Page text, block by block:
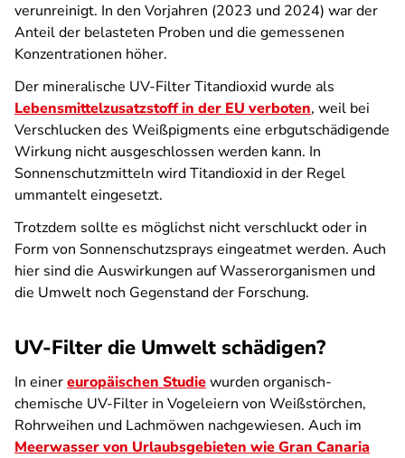
verunreinigt. In den Vorjahren (2023 und 2024) war der
Anteil der belasteten Proben und die gemessenen
Konzentrationen höher.
Der mineralische UV-Filter Titandioxid wurde als
Lebensmittelzusatzstoff in der EU verboten, weil bei
Verschlucken des Weißpigments eine erbgutschädigende
Wirkung nicht ausgeschlossen werden kann. In
Sonnenschutzmitteln wird Titandioxid in der Regel
ummantelt eingesetzt.
Trotzdem sollte es möglichst nicht verschluckt oder in
Form von Sonnenschutzsprays eingeatmet werden. Auch
hier sind die Auswirkungen auf Wasserorganismen und
die Umwelt noch Gegenstand der Forschung.
UV-Filter die Umwelt schädigen?
In einereuropäischen Studiewurden organisch-
chemische UV-Filter in Vogeleiern von Weißstörchen,
Rohrweihen und Lachmöwen nachgewiesen. Auch im
Meerwasser von Urlaubsgebieten wie Gran Canaria